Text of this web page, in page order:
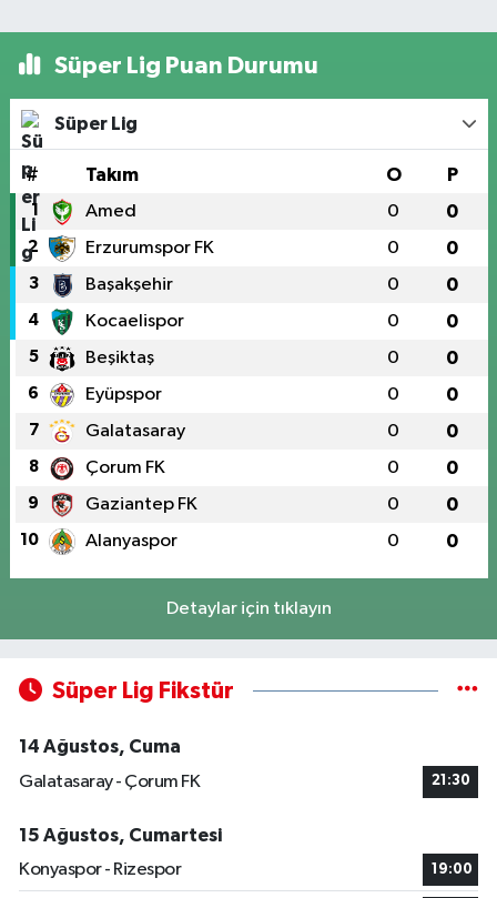
Süper Lig Puan Durumu
Süper Lig
# Takım O P
1 Amed 0 0
2 Erzurumspor FK 0 0
3 Başakşehir 0 0
4 Kocaelispor 0 0
5 Beşiktaş 0 0
6 Eyüpspor 0 0
7 Galatasaray 0 0
8 Çorum FK 0 0
9 Gaziantep FK 0 0
10 Alanyaspor 0 0
Detaylar için tıklayın
Süper Lig Fikstür
14 Ağustos, Cuma
Galatasaray - Çorum FK
21:30
15 Ağustos, Cumartesi
Konyaspor - Rizespor
19:00